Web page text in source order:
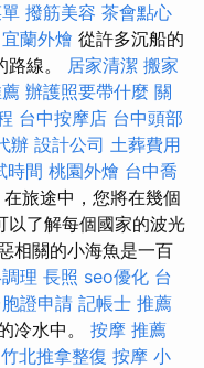
撥筋美容 茶會點心
宜蘭外燴 從許多沉船的
線。 居家清潔 搬家
辦護照要帶什麼 關
台中按摩店 台中頭部
辦 設計公司 土葬費用
時間 桃園外燴 台中喬
在旅途中，您將在幾個
以了解每個國家的波光
相關的小海魚是一百
理 長照 seo優化 台
證申請 記帳士 推薦
冷水中。 按摩 推薦
竹北推拿整復 按摩 小